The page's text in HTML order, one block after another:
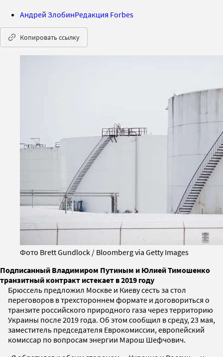
Андрей ЗлобинРедакция Forbes
Копировать ссылку
Фото Brett Gundlock / Bloomberg via Getty Images
Подписанный Владимиром Путиным и Юлией Тимошенко
транзитный контракт истекает в 2019 году
Брюссель предложил Москве и Киеву сесть за стол
переговоров в трехстороннем формате и договориться о
транзите российского природного газа через территорию
Украины после 2019 года. Об этом сообщил в среду, 23 мая,
заместитель председателя Еврокомиссии, европейский
комиссар по вопросам энергии Марош Шефчович.